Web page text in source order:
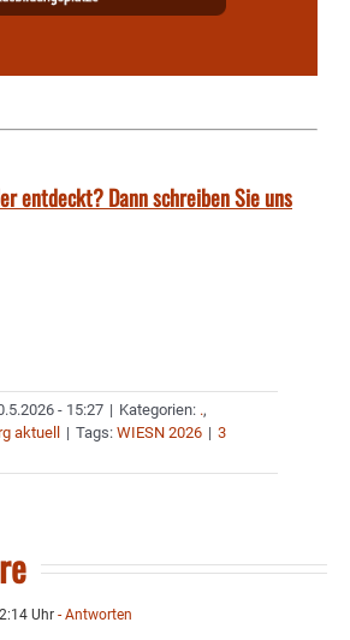
entdeckt? Dann schreiben Sie uns
- 15:27 | Kategorien: .,
aktuell | Tags: WIESN 2026 | 3
Uhr - Antworten